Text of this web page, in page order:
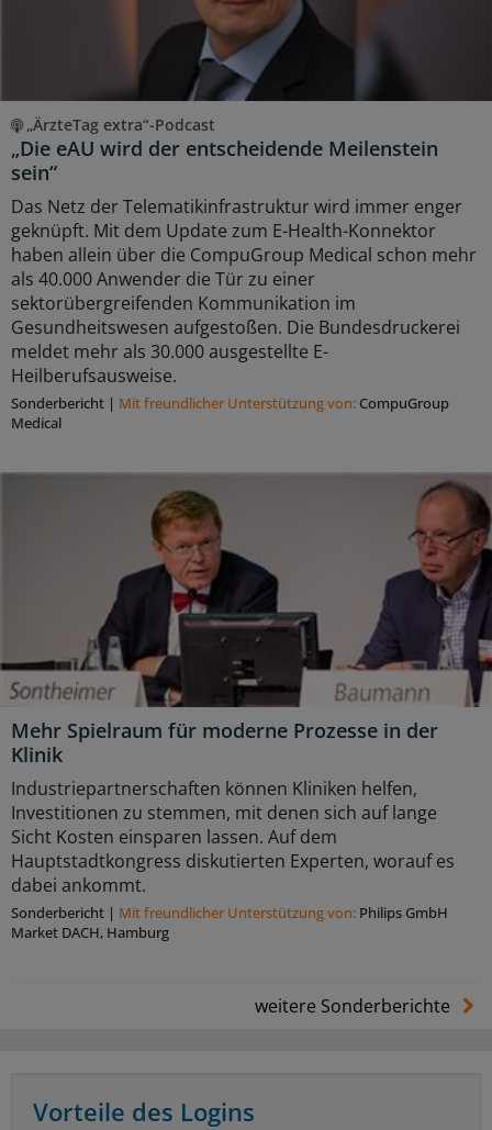
„ÄrzteTag extra“-Podcast
„Die eAU wird der entscheidende Meilenstein
sein“
Das Netz der Telematikinfrastruktur wird immer enger
geknüpft. Mit dem Update zum E-Health-Konnektor
haben allein über die CompuGroup Medical schon mehr
als 40.000 Anwender die Tür zu einer
sektorübergreifenden Kommunikation im
Gesundheitswesen aufgestoßen. Die Bundesdruckerei
meldet mehr als 30.000 ausgestellte E-
Heilberufsausweise.
Sonderbericht | Mit freundlicher Unterstützung von: CompuGroup
Medical
Mehr Spielraum für moderne Prozesse in der
Klinik
Industriepartnerschaften können Kliniken helfen,
Investitionen zu stemmen, mit denen sich auf lange
Sicht Kosten einsparen lassen. Auf dem
Hauptstadtkongress diskutierten Experten, worauf es
dabei ankommt.
Sonderbericht | Mit freundlicher Unterstützung von: Philips GmbH
Market DACH, Hamburg
weitere Sonderberichte
Vorteile des Logins